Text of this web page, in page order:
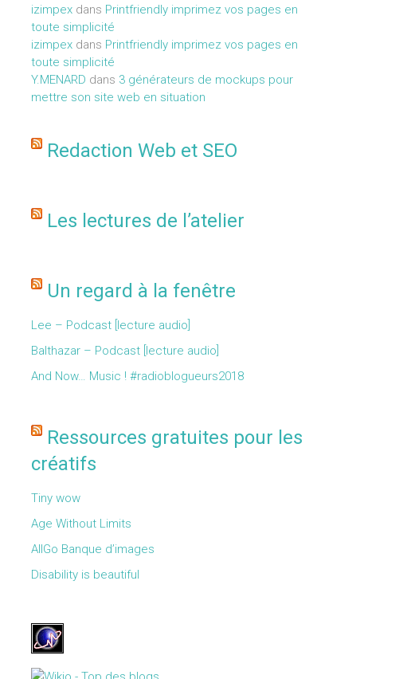
izimpex dans Printfriendly imprimez vos pages en
toute simplicité
izimpex dans Printfriendly imprimez vos pages en
toute simplicité
Y.MENARD dans 3 générateurs de mockups pour
mettre son site web en situation
Redaction Web et SEO
Les lectures de l’atelier
Un regard à la fenêtre
Lee – Podcast [lecture audio]
Balthazar – Podcast [lecture audio]
And Now… Music ! #radioblogueurs2018
Ressources gratuites pour les
créatifs
Tiny wow
Age Without Limits
AllGo Banque d’images
Disability is beautiful